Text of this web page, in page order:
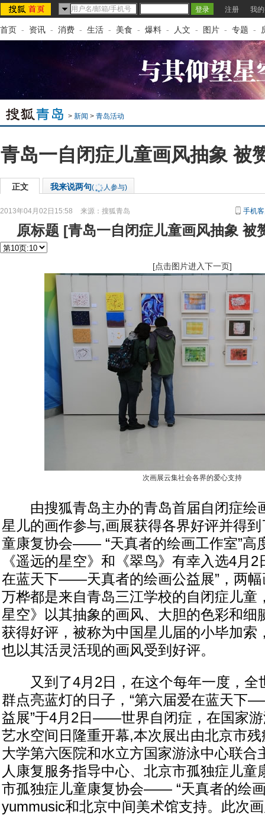
注册 我
首页 - 资讯 - 消费 - 生活 - 美食 - 爆料 - 人文 - 图片 - 专题 -
> 新闻 > 青岛活动
青岛一自闭症儿童画风抽象 被
正文 我来说两句( 人参与)
2013年04月02日15:58 来源： 搜狐青岛 手机
原标题 [青岛一自闭症儿童画风抽象 被
[点击图片进入下一页]
次画展云集社会各界的爱心支持
由搜狐青岛主办的青岛首届自闭症绘
星儿的画作参与,画展获得各界好评并得
童康复协会—— “天真者的绘画工作室”高
《遥远的星空》和《翠鸟》有幸入选4月2
在蓝天下——天真者的绘画公益展”，两幅
万桦都是来自青岛三江学校的自闭症儿童
星空》以其抽象的画风、大胆的色彩和细
获得好评，被称为中国星儿届的小毕加索
也以其活灵活现的画风受到好评。
又到了4月2日，在这个每年一度，全
群点亮蓝灯的日子，“第六届爱在蓝天下
益展”于4月2日——世界自闭症，在国家
艺水空间日隆重开幕,本次展出由北京市
大学第六医院和水立方国家游泳中心联合
人康复服务指导中心、北京市孤独症儿童
市孤独症儿童康复协会—— “天真者的绘
yummusic和北京中间美术馆支持。此次